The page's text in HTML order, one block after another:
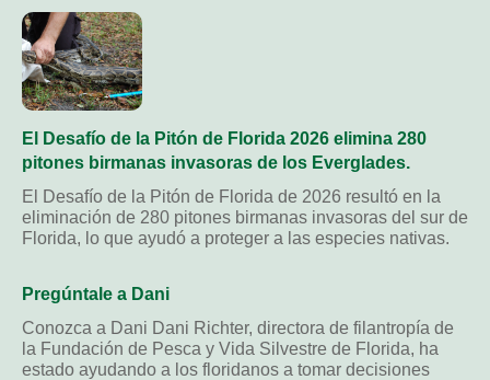
El Desafío de la Pitón de Florida 2026 elimina 280
pitones birmanas invasoras de los Everglades.
El Desafío de la Pitón de Florida de 2026 resultó en la
eliminación de 280 pitones birmanas invasoras del sur de
Florida, lo que ayudó a proteger a las especies nativas.
Pregúntale a Dani
Conozca a Dani Dani Richter, directora de filantropía de
la Fundación de Pesca y Vida Silvestre de Florida, ha
estado ayudando a los floridanos a tomar decisiones